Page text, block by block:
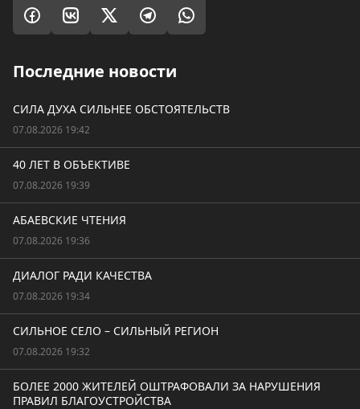
Последние новости
СИЛА ДУХА СИЛЬНЕЕ ОБСТОЯТЕЛЬСТВ
07.08.2026 19:42
40 ЛЕТ В ОБЪЕКТИВЕ
07.08.2026 19:39
АБАЕВСКИЕ ЧТЕНИЯ
07.08.2026 19:36
ДИАЛОГ РАДИ КАЧЕСТВА
07.08.2026 19:34
СИЛЬНОЕ СЕЛО – СИЛЬНЫЙ РЕГИОН
07.08.2026 19:32
БОЛЕЕ 2000 ЖИТЕЛЕЙ ОШТРАФОВАЛИ ЗА НАРУШЕНИЯ
ПРАВИЛ БЛАГОУСТРОЙСТВА